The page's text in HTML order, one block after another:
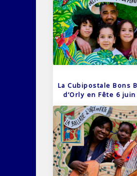
La Cubipostale Bons
d’Orly en Fête 6 juin